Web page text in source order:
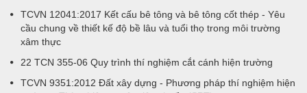
TCVN 12041:2017 Kết cấu bê tông và bê tông cốt thép - Yêu
cầu chung về thiết kế độ bề lâu và tuổi thọ trong môi trường
xâm thực
22 TCN 355-06 Quy trình thí nghiệm cắt cánh hiện trường
TCVN 9351:2012 Đất xây dựng - Phương pháp thí nghiệm hiện